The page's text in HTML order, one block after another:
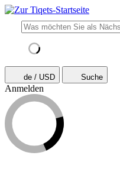
de / USD Suche
Anmelden